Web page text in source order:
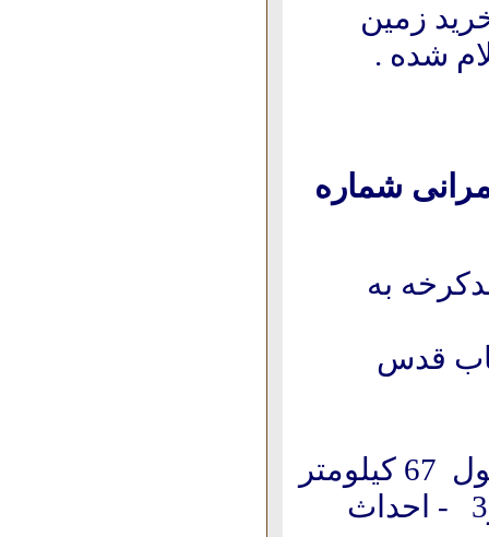
زمین
شده .
شماره
به
قدس
شرح پروژه :1 - احداث كانال درجه يك و دو بطول 67 كيلومتر
2 -احداث زهکش سیلاب بربه طول 25 کیلومتر3 - احداث